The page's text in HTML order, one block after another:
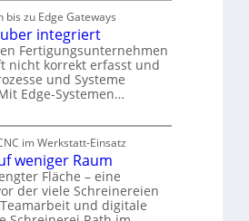
zu Edge Gateways
integriert
Fertigungsunternehmen
nicht korrekt erfasst und
und Systeme
Edge-Systemen…
im Werkstatt-Einsatz
weniger Raum
Fläche – eine
der viele Schreinereien
und digitale